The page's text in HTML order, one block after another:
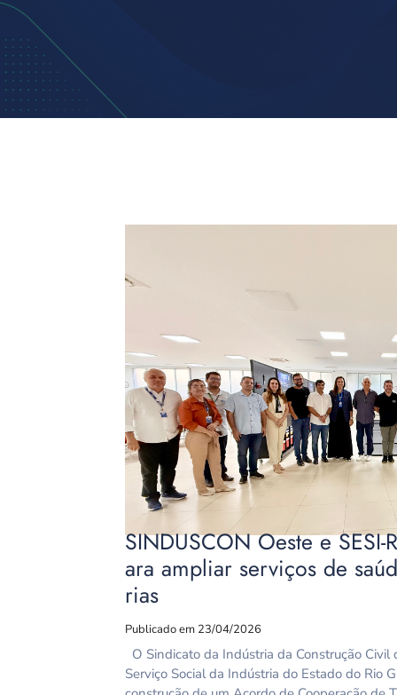
SINDUSCON Oeste e
ara ampliar serviços de
rias
Publicado em 23/04/2026
O Sindicato da Indústria da Construção
Serviço Social da Indústria do Estado do Rio